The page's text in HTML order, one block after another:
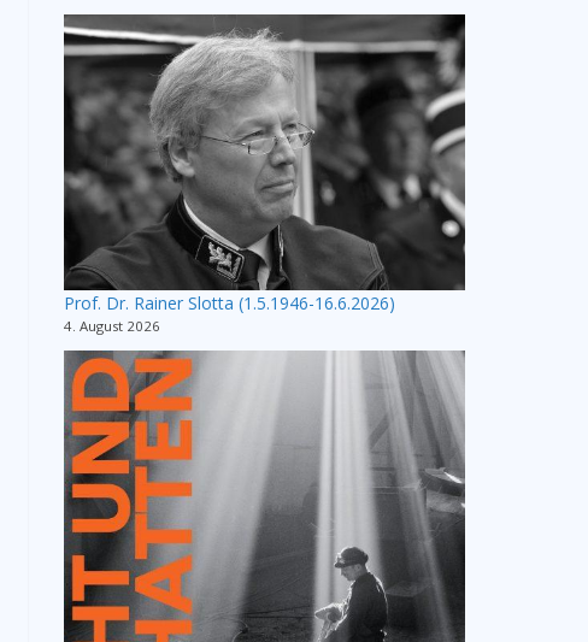
Prof. Dr. Rainer Slotta (1.5.1946-16.6.2026)
4. August 2026